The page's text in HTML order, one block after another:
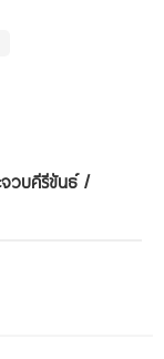
จวบคีรีขันธ์ /